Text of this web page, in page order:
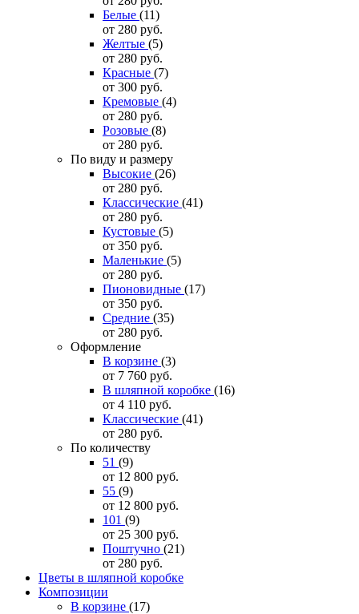
Белые (11)
от 280 руб.
Желтые (5)
от 280 руб.
Красные (7)
от 300 руб.
Кремовые (4)
от 280 руб.
Розовые (8)
от 280 руб.
По виду и размеру
Высокие (26)
от 280 руб.
Классические (41)
от 280 руб.
Кустовые (5)
от 350 руб.
Маленькие (5)
от 280 руб.
Пионовидные (17)
от 350 руб.
Средние (35)
от 280 руб.
Оформление
В корзине (3)
от 7 760 руб.
В шляпной коробке (16)
от 4 110 руб.
Классические (41)
от 280 руб.
По количеству
51 (9)
от 12 800 руб.
55 (9)
от 12 800 руб.
101 (9)
от 25 300 руб.
Поштучно (21)
от 280 руб.
Цветы в шляпной коробке
Композиции
В корзине (17)